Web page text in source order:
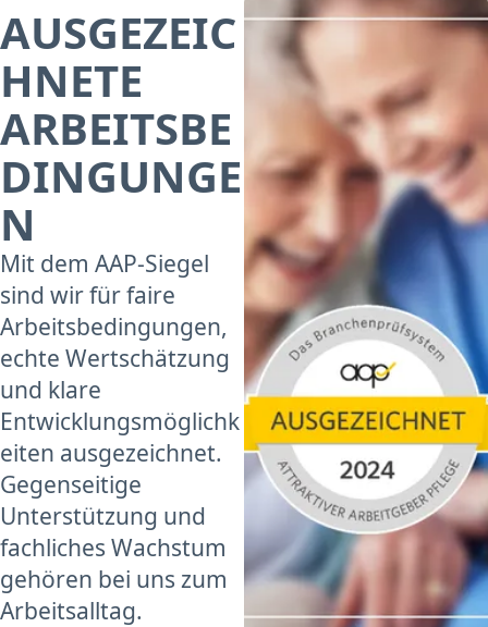
AUSGEZEIC
HNETE
ARBEITSBE
DINGUNGE
N
Mit dem AAP-Siegel
sind wir für faire
Arbeitsbedingungen,
echte Wertschätzung
und klare
Entwicklungsmöglichk
eiten ausgezeichnet.
Gegenseitige
Unterstützung und
fachliches Wachstum
gehören bei uns zum
Arbeitsalltag.